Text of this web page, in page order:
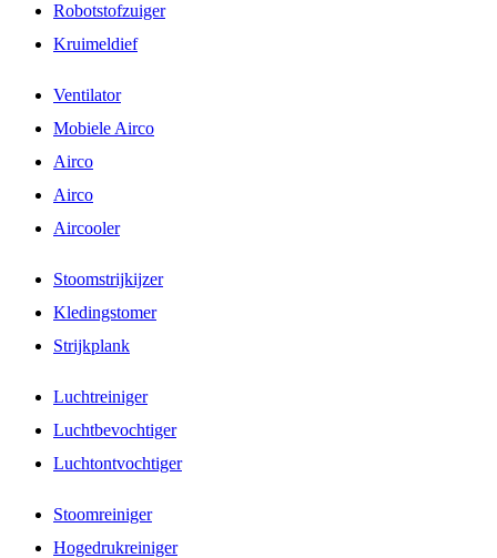
Robotstofzuiger
Kruimeldief
Ventilator
Mobiele Airco
Airco
Airco
Aircooler
Stoomstrijkijzer
Kledingstomer
Strijkplank
Luchtreiniger
Luchtbevochtiger
Luchtontvochtiger
Stoomreiniger
Hogedrukreiniger